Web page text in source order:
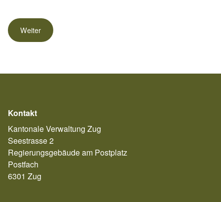
Kontakt
Kantonale Verwaltung Zug
Seestrasse 2
Regierungsgebäude am Postplatz
Postfach
6301 Zug